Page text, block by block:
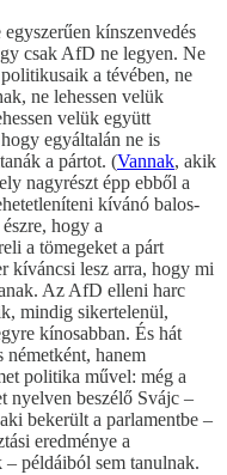
kínszenvedés
csak AfD ne legyen. Ne
a tévében, ne
ne lehessen velük
velük együtt
egyáltalán ne is
a pártot. (Vannak, akik
nagyrészt épp ebből a
kívánó balos-
hogy a
a tömegeket a párt
kíváncsi lesz arra, hogy mi
Az AfD elleni harc
mindig sikertelenül,
kínosabban. És hát
németként, hanem
politika művel: még a
nyelven beszélő Svájc –
bekerült a parlamentbe –
eredménye a
példáiból sem tanulnak.